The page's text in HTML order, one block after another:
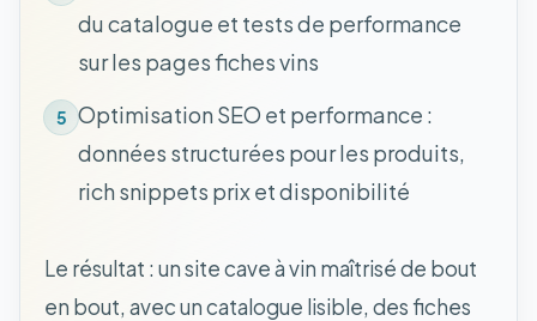
du catalogue et tests de performance
sur les pages fiches vins
5 Optimisation SEO et performance :
données structurées pour les produits,
rich snippets prix et disponibilité
Le résultat : un site cave à vin maîtrisé de bout
en bout, avec un catalogue lisible, des fiches